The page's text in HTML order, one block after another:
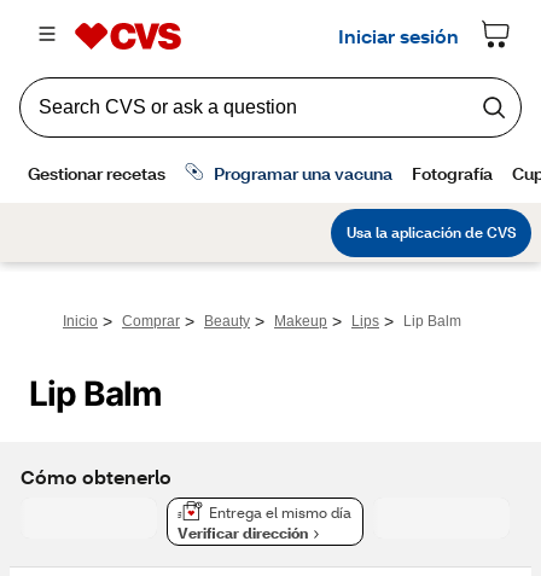
Inicio > Comprar > Beauty > Makeup > Lips > Lip Balm
Lip Balm
Cómo obtenerlo
Entrega el mismo día
Verificar dirección